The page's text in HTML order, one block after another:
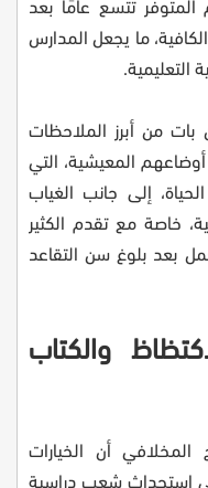
ما يجعل المدارس
التعليمية.
بات من أبرز الملاحظات
المعيشية، التي
إلى جانب الغياب
خاصة مع تقدم الكثير
بعد بلوغ سن التقاعد
والكتاب
أن الخيارات
استحداث شعب دراسية